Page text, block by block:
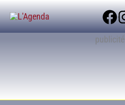
Aller
au
contenu
publicité